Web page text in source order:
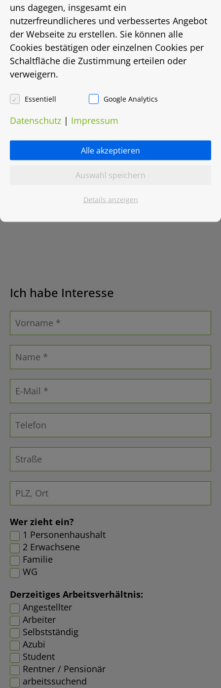
Energieausweistyp
bis
Energiebedarf in Kwh/(m²/a)
223
Energieträger
Gas
Ich habe Interesse
Wer zieht ein?
1 Personenhaushalt
2 Erwachsene
Familie
WG
Derzeitiges Arbeitsverhältnis:
Angestellter
Arbeiter
Selbstständig
Azubi
Student
Rentner / Pensionär
arbeitssuchend
uns dagegen, insgesamt ein
nutzerfreundlicheres und verbessertes Angebot
der Webseite zu erstellen. Sie können alle
Cookies bestätigen oder einzelnen Cookies per
Schaltfläche die Zustimmung erteilen oder
verweigern.
Essentiell Google Analytics
Datenschutz | Impressum
Alle akzeptieren
Auswahl speichern
Details anzeigen